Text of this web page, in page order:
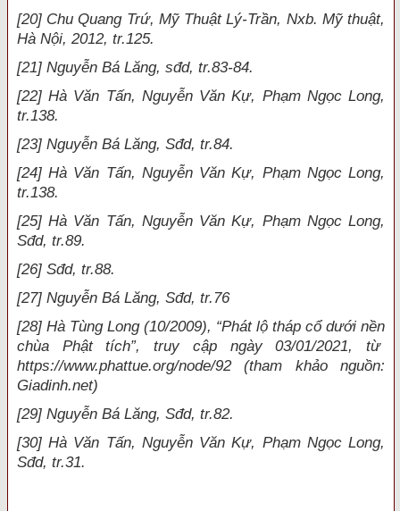
[20] Chu Quang Trứ, Mỹ Thuật Lý-Trần, Nxb. Mỹ thuật,
Hà Nội, 2012, tr.125.
[21] Nguyễn Bá Lăng, sđd, tr.83-84.
[22] Hà Văn Tấn, Nguyễn Văn Kự, Phạm Ngọc Long,
tr.138.
[23] Nguyễn Bá Lăng, Sđd, tr.84.
[24] Hà Văn Tấn, Nguyễn Văn Kự, Phạm Ngọc Long,
tr.138.
[25] Hà Văn Tấn, Nguyễn Văn Kự, Phạm Ngọc Long,
Sđd, tr.89.
[26] Sđd, tr.88.
[27] Nguyễn Bá Lăng, Sđd, tr.76
[28] Hà Tùng Long (10/2009), “Phát lộ tháp cổ dưới nền
chùa Phật tích”, truy cập ngày 03/01/2021, từ
https://www.phattue.org/node/92 (tham khảo nguồn:
Giadinh.net)
[29] Nguyễn Bá Lăng, Sđd, tr.82.
[30] Hà Văn Tấn, Nguyễn Văn Kự, Phạm Ngọc Long,
Sđd, tr.31.